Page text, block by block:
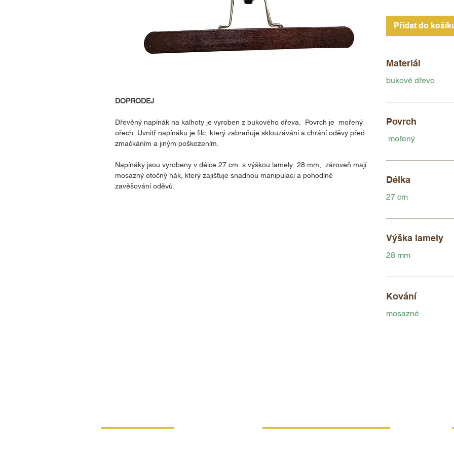
DOPRODEJ
Dřevěný napínák na kalhoty je vyroben z bukového dřeva. Povrch je mořený
ořech. Uvnitř napínáku je filc, který zabraňuje sklouzávání a chrání oděvy před
zmačkáním a jiným poškozením.
Napínáky jsou vyrobeny v délce 27 cm s výškou lamely 28 mm, zároveň mají
mosazný otočný hák, který zajišťuje snadnou manipulaci a pohodlné
zavěšování oděvů.
Přidat do
Materiál
bukové dřevo
Povrch
mořený
Délka
27 cm
Výška lamely
28 mm
Kování
mosazné